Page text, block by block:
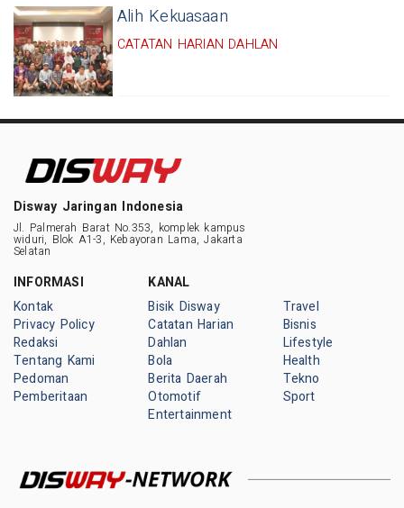
Alih Kekuasaan
CATATAN HARIAN DAHLAN
Disway Jaringan Indonesia
Jl. Palmerah Barat No.353, komplek kampus
widuri, Blok A1-3, Kebayoran Lama, Jakarta
Selatan
INFORMASI
Kontak
Privacy Policy
Redaksi
Tentang Kami
Pedoman
Pemberitaan
KANAL
Bisik Disway
Catatan Harian
Dahlan
Bola
Berita Daerah
Otomotif
Entertainment
Travel
Bisnis
Lifestyle
Health
Tekno
Sport